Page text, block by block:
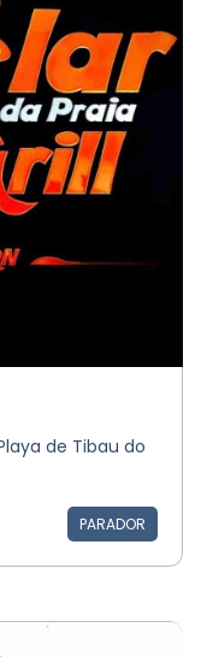
de Tibau do
PARADOR